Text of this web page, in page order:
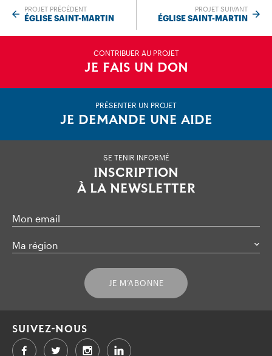
PROJET PRÉCÉDENT
ÉGLISE SAINT-MARTIN
PROJET SUIVANT
ÉGLISE SAINT-MARTIN
CONTRIBUER AU PROJET
JE FAIS UN DON
PRÉSENTER UN PROJET
JE DEMANDE UNE AIDE
SE TENIR INFORMÉ
INSCRIPTION
À LA NEWSLETTER
Mon email
Ma région
JE M’ABONNE
SUIVEZ-NOUS
FacebookTwitter LinkedIn